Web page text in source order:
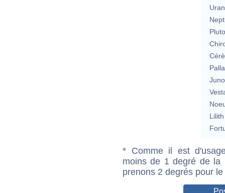
Lilith
* Comme il est
moins de 1 degré de la
prenons 2 degrés pour